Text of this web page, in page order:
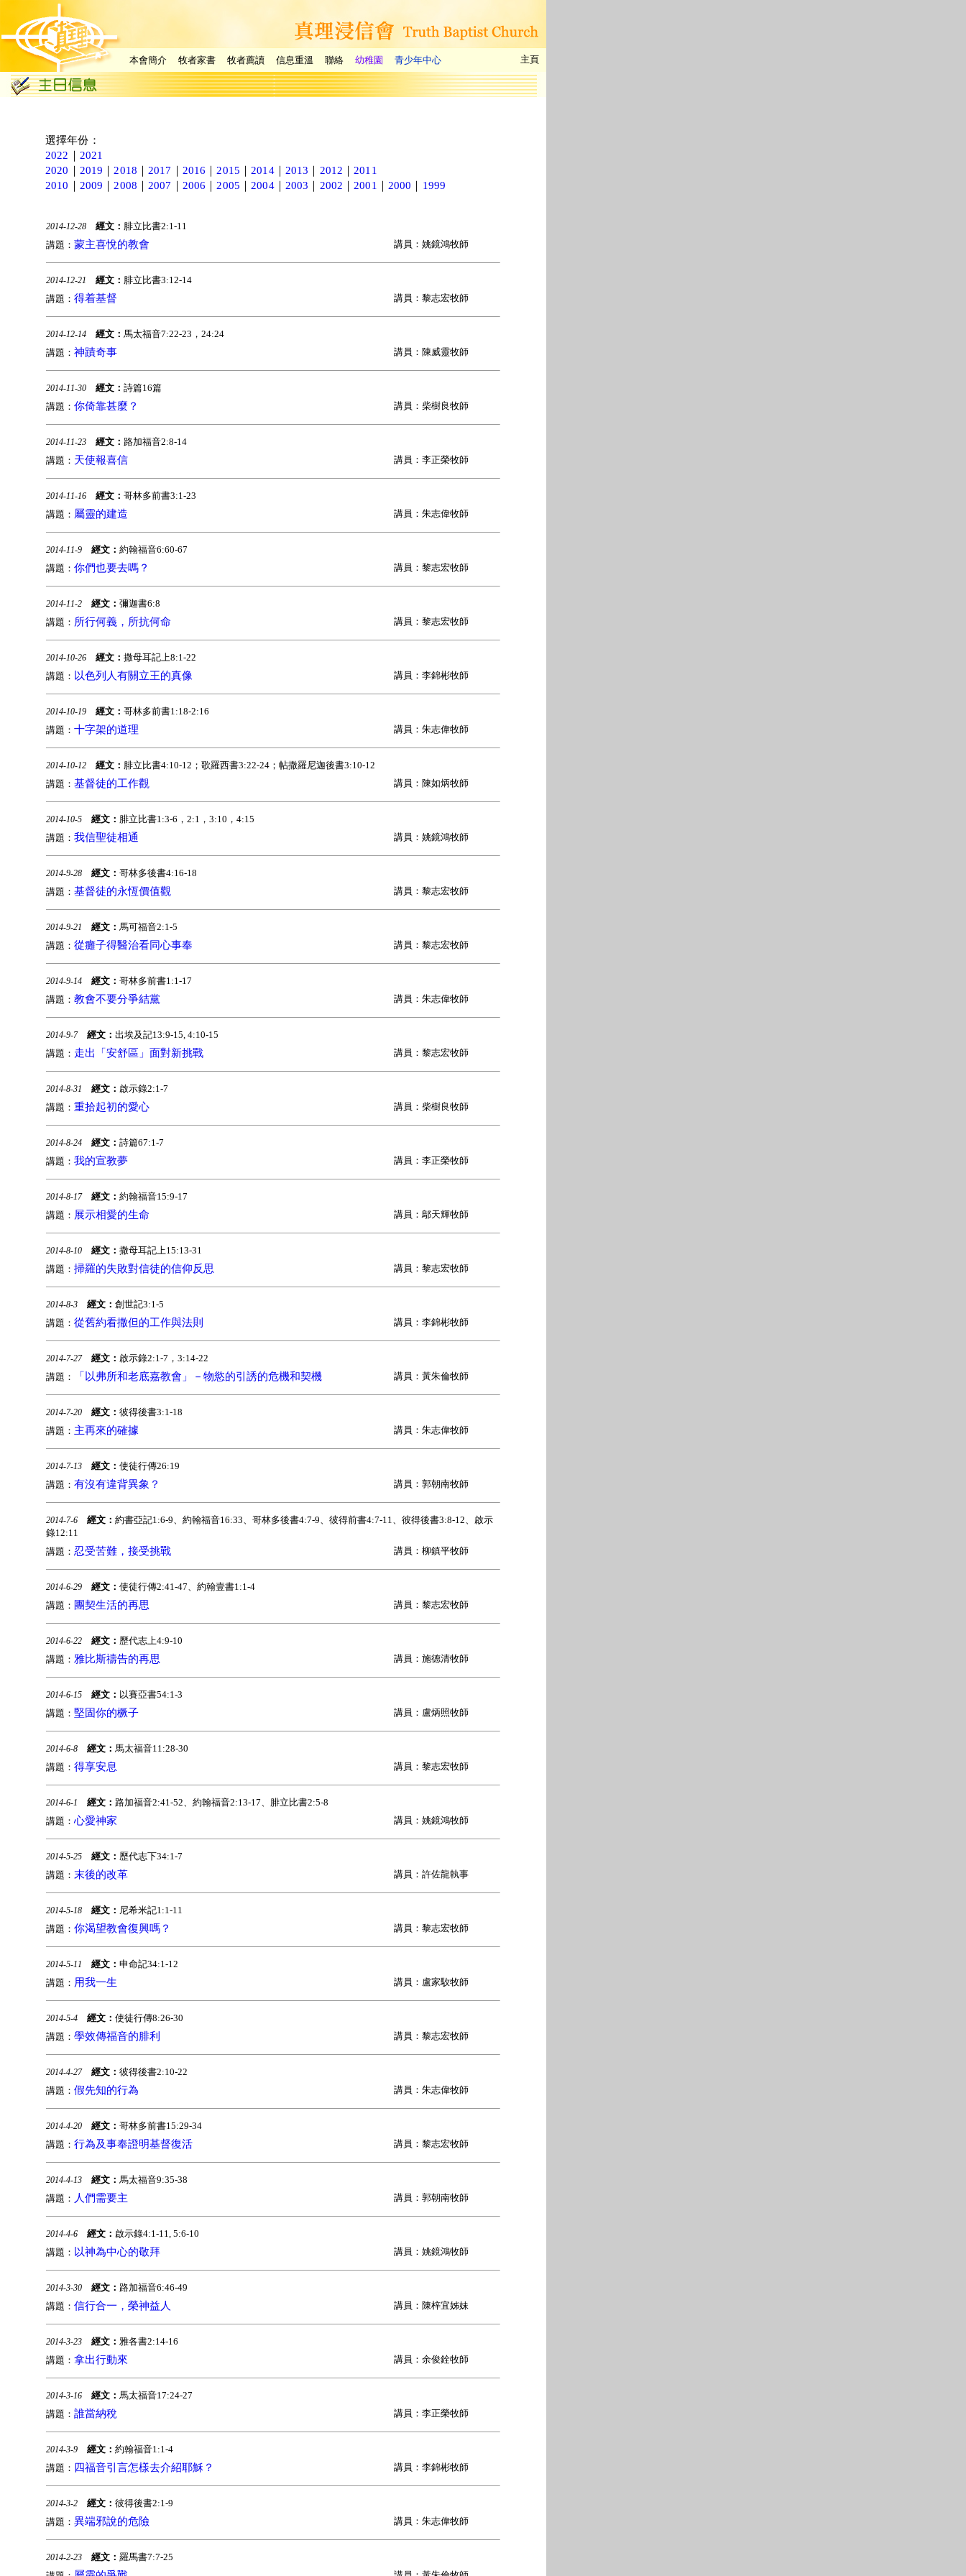
本會簡介 牧者家書 牧者薦讀 信息重溫 聯絡 幼稚園 青少年中心 主頁
選擇年份：
2022
2021
2020
2019 ｜2018 ｜2017 2016 ｜2015 ｜2014｜ 2013 2012 ｜2011
2010
2009 ｜2008 ｜2007 2006 ｜2005 ｜2004｜ 2003 2002 ｜2001 2000 1999
2014-12-28 經文： 腓立比書2:1-11
講題： 蒙主喜悅的教會 講員：姚鏡鴻牧師
2014-12-21 經文： 腓立比書3:12-14
講題： 得着基督 講員：黎志宏牧師
2014-12-14 經文： 馬太福音7:22-23，24:24
講題： 神蹟奇事 講員：陳威靈牧師
2014-11-30 經文： 詩篇16篇
講題： 你倚靠甚麼？ 講員：柴樹良牧師
2014-11-23 經文： 路加福音2:8-14
講題： 天使報喜信 講員：李正榮牧師
2014-11-16 經文： 哥林多前書3:1-23
講題： 屬靈的建造 講員：朱志偉牧師
2014-11-9 經文： 約翰福音6:60-67
講題： 你們也要去嗎？ 講員：黎志宏牧師
2014-11-2 經文： 彌迦書6:8
講題： 所行何義，所抗何命 講員：黎志宏牧師
2014-10-26 經文： 撒母耳記上8:1-22
講題： 以色列人有關立王的真像 講員：李錦彬牧師
2014-10-19 經文： 哥林多前書1:18-2:16
講題： 十字架的道理 講員：朱志偉牧師
2014-10-12 經文： 腓立比書4:10-12；歌羅西書3:22-24；帖撒羅尼迦後書3:10-12
講題： 基督徒的工作觀 講員：陳如炳牧師
2014-10-5 經文： 腓立比書1:3-6，2:1，3:10，4:15
講題： 我信聖徒相通 講員：姚鏡鴻牧師
2014-9-28 經文： 哥林多後書4:16-18
講題： 基督徒的永恆價值觀 講員：黎志宏牧師
2014-9-21 經文： 馬可福音2:1-5
講題： 從癱子得醫治看同心事奉 講員：黎志宏牧師
2014-9-14 經文： 哥林多前書1:1-17
講題： 教會不要分爭結黨 講員：朱志偉牧師
2014-9-7 經文： 出埃及記13:9-15, 4:10-15
講題： 走出「安舒區」面對新挑戰 講員：黎志宏牧師
2014-8-31 經文： 啟示錄2:1-7
講題： 重拾起初的愛心 講員：柴樹良牧師
2014-8-24 經文： 詩篇67:1-7
講題： 我的宣教夢 講員：李正榮牧師
2014-8-17 經文： 約翰福音15:9-17
講題： 展示相愛的生命 講員：鄔天輝牧師
2014-8-10 經文： 撒母耳記上15:13-31
講題： 掃羅的失敗對信徒的信仰反思 講員：黎志宏牧師
2014-8-3 經文： 創世記3:1-5
講題： 從舊約看撒但的工作與法則 講員：李錦彬牧師
2014-7-27 經文： 啟示錄2:1-7，3:14-22
講題：
「以弗所和老底嘉教會」－物慾的引誘的危機和契機 講員：黃朱倫牧師
2014-7-20 經文： 彼得後書3:1-18
講題： 主再來的確據 講員：朱志偉牧師
2014-7-13 經文： 使徒行傳26:19
講題： 有沒有違背異象？ 講員：郭朝南牧師
2014-7-6 經文： 約書亞記1:6-9、約翰福音16:33、哥林多後書4:7-9、彼得前書4:7-11、彼得後書3:8-12、啟示
錄12:11
講題： 忍受苦難，接受挑戰 講員：柳鎮平牧師
2014-6-29 經文： 使徒行傳2:41-47、約翰壹書1:1-4
講題： 團契生活的再思 講員：黎志宏牧師
2014-6-22 經文： 歷代志上4:9-10
講題： 雅比斯禱告的再思 講員：施德清牧師
2014-6-15 經文： 以賽亞書54:1-3
講題： 堅固你的橛子 講員：盧炳照牧師
2014-6-8 經文： 馬太福音11:28-30
講題： 得享安息 講員：黎志宏牧師
2014-6-1 經文： 路加福音2:41-52、約翰福音2:13-17、腓立比書2:5-8
講題： 心愛神家 講員：姚鏡鴻牧師
2014-5-25 經文： 歷代志下34:1-7
講題： 末後的改革 講員：許佐龍執事
2014-5-18 經文： 尼希米記1:1-11
講題： 你渴望教會復興嗎？ 講員：黎志宏牧師
2014-5-11 經文： 申命記34:1-12
講題： 用我一生 講員：盧家駇牧師
2014-5-4 經文： 使徒行傳8:26-30
講題： 學效傳福音的腓利 講員：黎志宏牧師
2014-4-27 經文： 彼得後書2:10-22
講題： 假先知的行為 講員：朱志偉牧師
2014-4-20 經文： 哥林多前書15:29-34
講題： 行為及事奉證明基督復活 講員：黎志宏牧師
2014-4-13 經文： 馬太福音9:35-38
講題： 人們需要主 講員：郭朝南牧師
2014-4-6 經文： 啟示錄4:1-11, 5:6-10
講題： 以神為中心的敬拜 講員：姚鏡鴻牧師
2014-3-30 經文： 路加福音6:46-49
講題： 信行合一，榮神益人 講員：陳梓宜姊妹
2014-3-23 經文： 雅各書2:14-16
講題： 拿出行動來 講員：余俊銓牧師
2014-3-16 經文： 馬太福音17:24-27
講題： 誰當納稅 講員：李正榮牧師
2014-3-9 經文： 約翰福音1:1-4
講題： 四福音引言怎樣去介紹耶穌？ 講員：李錦彬牧師
2014-3-2 經文： 彼得後書2:1-9
講題： 異端邪說的危險 講員：朱志偉牧師
2014-2-23 經文： 羅馬書7:7-25